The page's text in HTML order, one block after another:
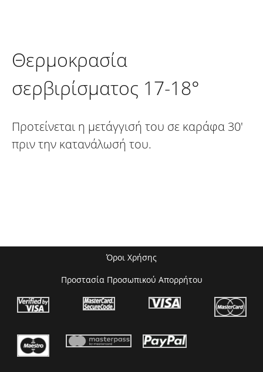
Θερμοκρασία
σερβιρίσματος 17-18°
Προτείνεται η μετάγγισή του σε καράφα 30'
πριν την κατανάλωσή του.
Όροι Χρήσης
Προστασία Προσωπικού Απορρήτου